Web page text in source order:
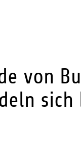
von